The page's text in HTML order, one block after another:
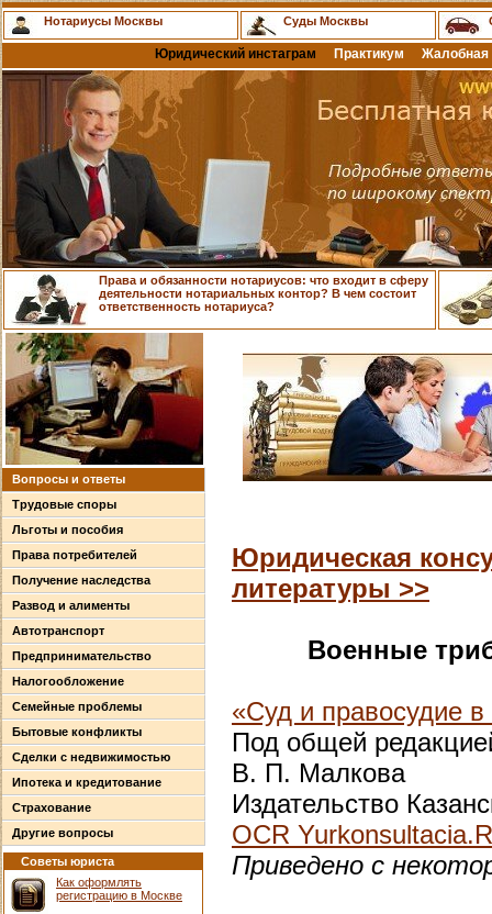
Нотариусы Москвы Суды Москвы
Юридический инстаграм Практикум Жалобная
Права и обязанности нотариусов: что входит в сферу
деятельности нотариальных контор? В чем состоит
ответственность нотариуса?
Вопросы и ответы
Трудовые споры
Льготы и пособия
Права потребителей
Получение наследства
Развод и алименты
Автотранспорт
Предпринимательство
Налогообложение
Семейные проблемы
Бытовые конфликты
Сделки с недвижимостью
Ипотека и кредитование
Страхование
Другие вопросы
Советы юриста
Как оформлять
регистрацию в Москве
Юридическая
литературы >>
Военные
«Суд и правосудие
Под общей
В. П. Малкова
Издательство
OCR
Приведено с